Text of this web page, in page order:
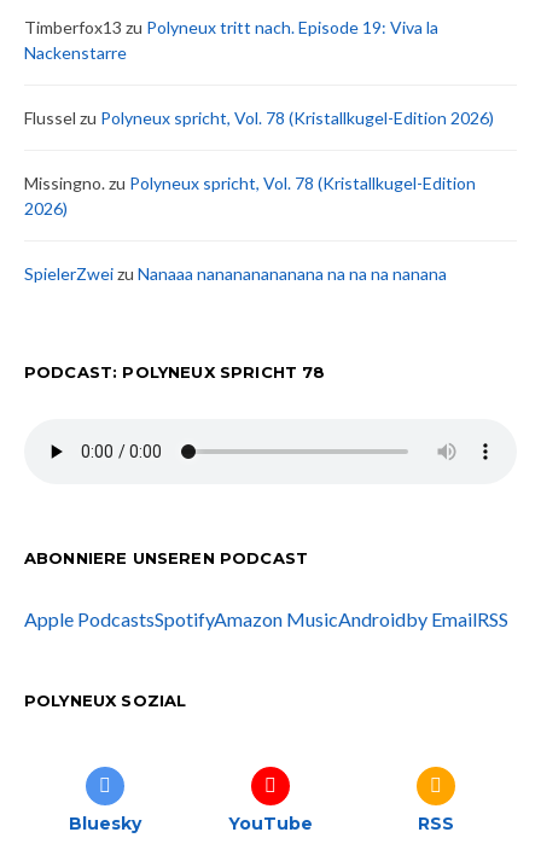
Timberfox13 zu Polyneux tritt nach. Episode 19: Viva la
Nackenstarre
Flussel zu Polyneux spricht, Vol. 78 (Kristallkugel-Edition 2026)
Missingno.zu Polyneux spricht, Vol. 78 (Kristallkugel-Edition
2026)
SpielerZweizu Nanaaa nanananananana na na na nanana
PODCAST: POLYNEUX SPRICHT 78
ABONNIERE UNSEREN PODCAST
Apple PodcastsSpotifyAmazon MusicAndroidby EmailRSS
POLYNEUX SOZIAL
Bluesky YouTube RSS